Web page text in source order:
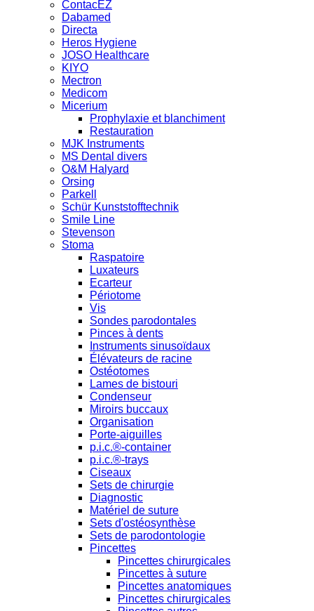
ContacEZ
Dabamed
Directa
Heros Hygiene
JOSO Healthcare
KIYO
Mectron
Medicom
Micerium
Prophylaxie et blanchiment
Restauration
MJK Instruments
MS Dental divers
O&M Halyard
Orsing
Parkell
Schür Kunststofftechnik
Smile Line
Stevenson
Stoma
Raspatoire
Luxateurs
Ecarteur
Périotome
Vis
Sondes parodontales
Pinces à dents
Instruments sinusoïdaux
Élévateurs de racine
Ostéotomes
Lames de bistouri
Condenseur
Miroirs buccaux
Organisation
Porte-aiguilles
p.i.c.®-container
p.i.c.®-trays
Ciseaux
Sets de chirurgie
Diagnostic
Matériel de suture
Sets d'ostéosynthèse
Sets de parodontologie
Pincettes
Pincettes chirurgicales
Pincettes à suture
Pincettes anatomiques
Pincettes chirurgicales